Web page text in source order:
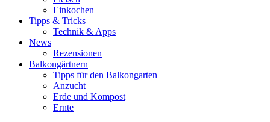
Einkochen
Tipps & Tricks
Technik & Apps
News
Rezensionen
Balkongärtnern
Tipps für den Balkongarten
Anzucht
Erde und Kompost
Ernte